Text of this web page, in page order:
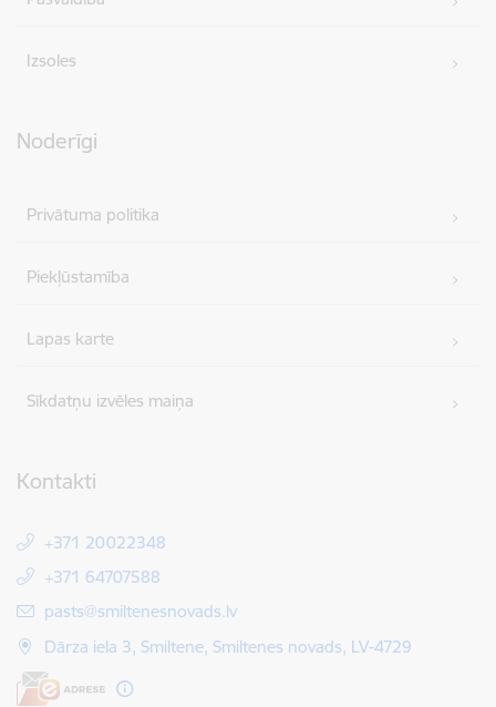
Izsoles
Noderīgi
Privātuma politika
Piekļūstamība
Lapas karte
Sīkdatņu izvēles maiņa
Kontakti
+371 20022348
+371 64707588
E-pasts:
pasts@smiltenesnovads.lv
Dārza iela 3, Smiltene, Smiltenes novads, LV-4729